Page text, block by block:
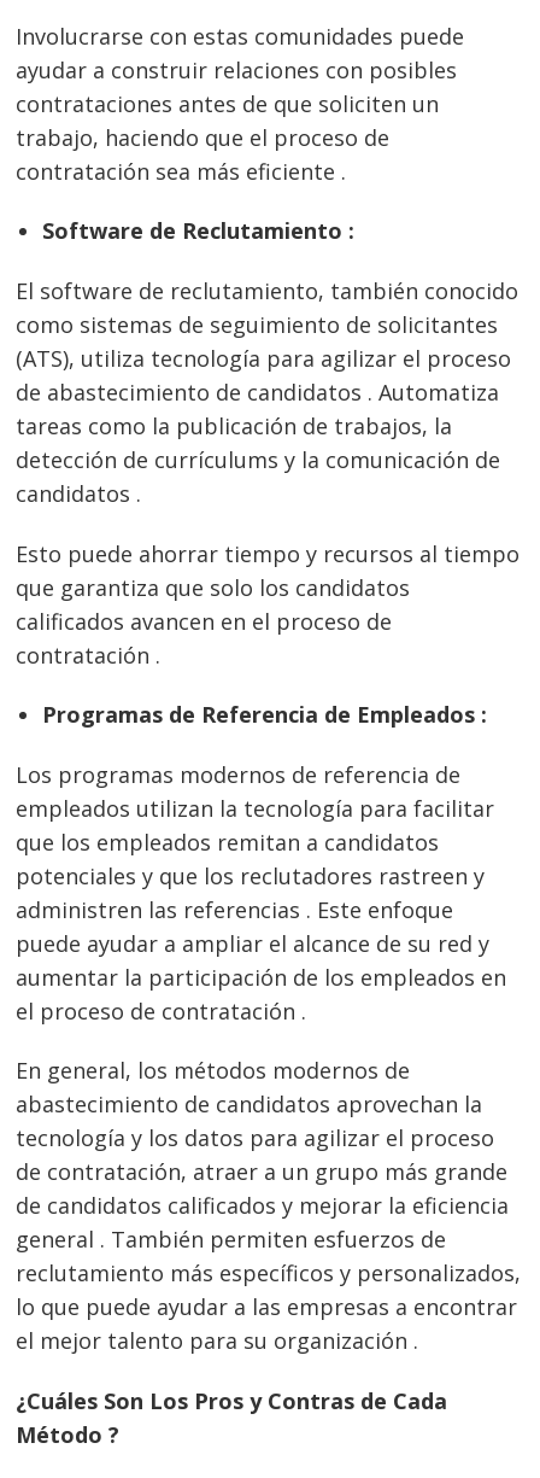
Involucrarse con estas comunidades puede
ayudar a construir relaciones con posibles
contrataciones antes de que soliciten un
trabajo, haciendo que el proceso de
contratación sea más eficiente .
Software de Reclutamiento :
El software de reclutamiento, también conocido
como sistemas de seguimiento de solicitantes
(ATS), utiliza tecnología para agilizar el proceso
de abastecimiento de candidatos . Automatiza
tareas como la publicación de trabajos, la
detección de currículums y la comunicación de
candidatos .
Esto puede ahorrar tiempo y recursos al tiempo
que garantiza que solo los candidatos
calificados avancen en el proceso de
contratación .
Programas de Referencia de Empleados :
Los programas modernos de referencia de
empleados utilizan la tecnología para facilitar
que los empleados remitan a candidatos
potenciales y que los reclutadores rastreen y
administren las referencias . Este enfoque
puede ayudar a ampliar el alcance de su red y
aumentar la participación de los empleados en
el proceso de contratación .
En general, los métodos modernos de
abastecimiento de candidatos aprovechan la
tecnología y los datos para agilizar el proceso
de contratación, atraer a un grupo más grande
de candidatos calificados y mejorar la eficiencia
general . También permiten esfuerzos de
reclutamiento más específicos y personalizados,
lo que puede ayudar a las empresas a encontrar
el mejor talento para su organización .
¿Cuáles Son Los Pros y Contras de Cada
Método ?